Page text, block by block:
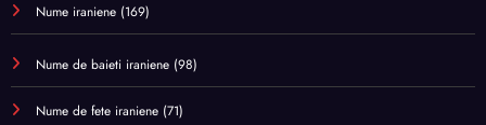
Nume iraniene (169)
Nume de baieti iraniene (98)
Nume de fete iraniene (71)